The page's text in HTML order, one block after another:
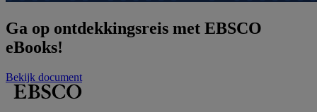
Ga op ontdekkingsreis met EBSCO
eBooks!
Bekijk document